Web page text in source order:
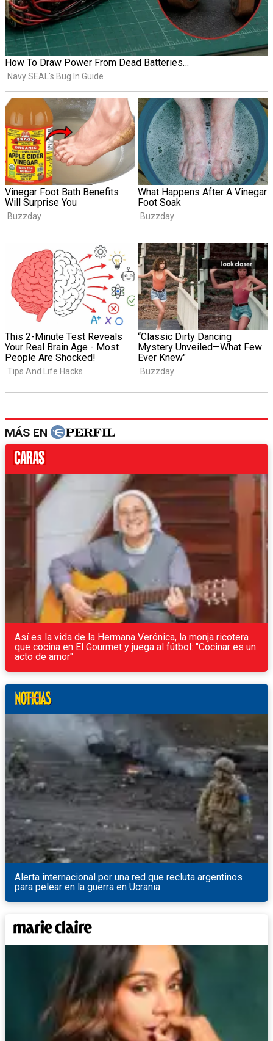
MÁS EN
Así es la vida de la Hermana Verónica, la monja ricotera
que cocina en El Gourmet y juega al fútbol: "Cocinar es un
acto de amor"
Alerta internacional por una red que recluta argentinos
para pelear en la guerra en Ucrania